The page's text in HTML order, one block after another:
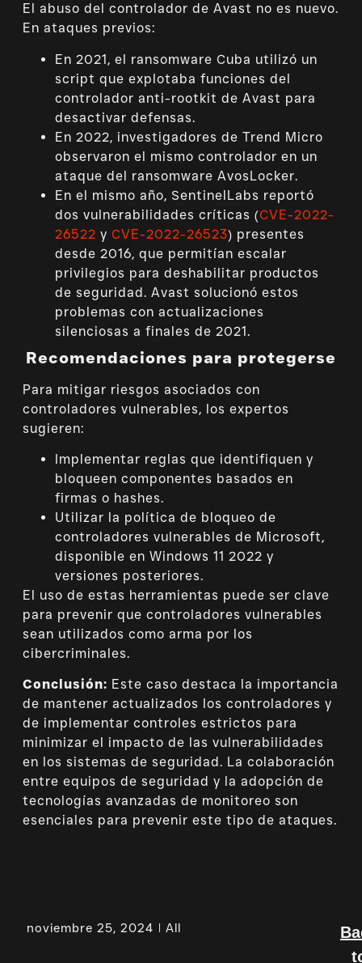
El abuso del controlador de Avast no es nuevo.
En ataques previos:
En 2021, el ransomware Cuba utilizó un
script que explotaba funciones del
controlador anti-rootkit de Avast para
desactivar defensas.
En 2022, investigadores de Trend Micro
observaron el mismo controlador en un
ataque del ransomware AvosLocker.
En el mismo año, SentinelLabs reportó
dos vulnerabilidades críticas (CVE-2022-
26522 y CVE-2022-26523) presentes
desde 2016, que permitían escalar
privilegios para deshabilitar productos
de seguridad. Avast solucionó estos
problemas con actualizaciones
silenciosas a finales de 2021.
Recomendaciones para protegerse
Para mitigar riesgos asociados con
controladores vulnerables, los expertos
sugieren:
Implementar reglas que identifiquen y
bloqueen componentes basados en
firmas o hashes.
Utilizar la política de bloqueo de
controladores vulnerables de Microsoft,
disponible en Windows 11 2022 y
versiones posteriores.
El uso de estas herramientas puede ser clave
para prevenir que controladores vulnerables
sean utilizados como arma por los
cibercriminales.
Conclusión: Este caso destaca la importancia
de mantener actualizados los controladores y
de implementar controles estrictos para
minimizar el impacto de las vulnerabilidades
en los sistemas de seguridad. La colaboración
entre equipos de seguridad y la adopción de
tecnologías avanzadas de monitoreo son
esenciales para prevenir este tipo de ataques.
noviembre 25, 2024 All